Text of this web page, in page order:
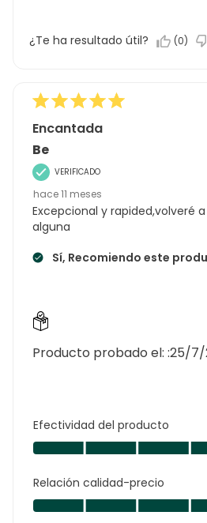
¿Te ha resultado útil? (0)
Encantada
Be
VERIFICADO
hace 11 meses
Excepcional y rapided,volveré
alguna
Sí, Recomiendo este
Producto probado el: :25/7/
Efectividad del producto
Efectividad
del
producto,
5.0
de
Relación calidad-precio
Relación
calidad-